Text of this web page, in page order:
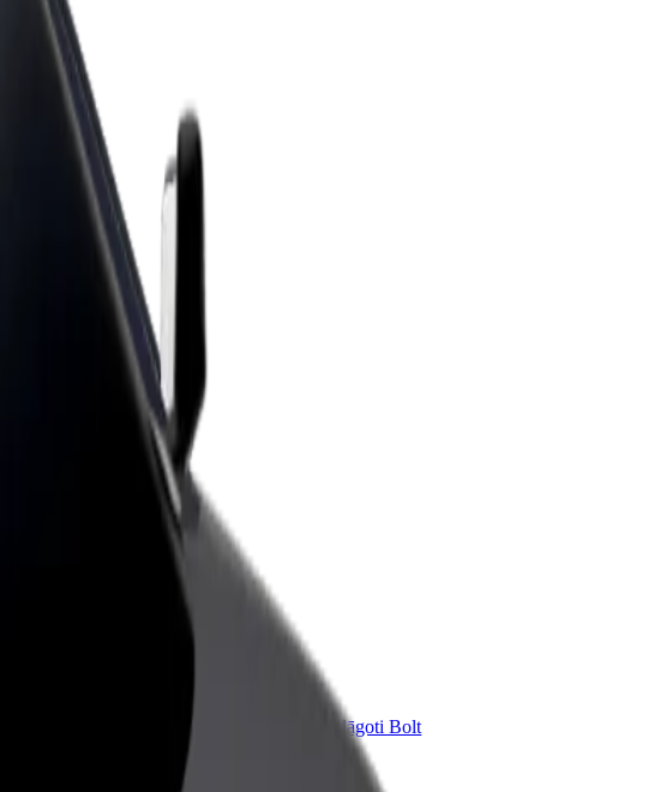
Tavam uzņēmumam pielāgoti Bolt
pakalpojumi